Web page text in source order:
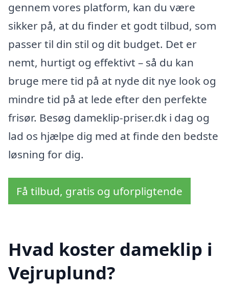
gennem vores platform, kan du være
sikker på, at du finder et godt tilbud, som
passer til din stil og dit budget. Det er
nemt, hurtigt og effektivt – så du kan
bruge mere tid på at nyde dit nye look og
mindre tid på at lede efter den perfekte
frisør. Besøg dameklip-priser.dk i dag og
lad os hjælpe dig med at finde den bedste
løsning for dig.
Få tilbud, gratis og uforpligtende
Hvad koster dameklip i
Vejruplund?